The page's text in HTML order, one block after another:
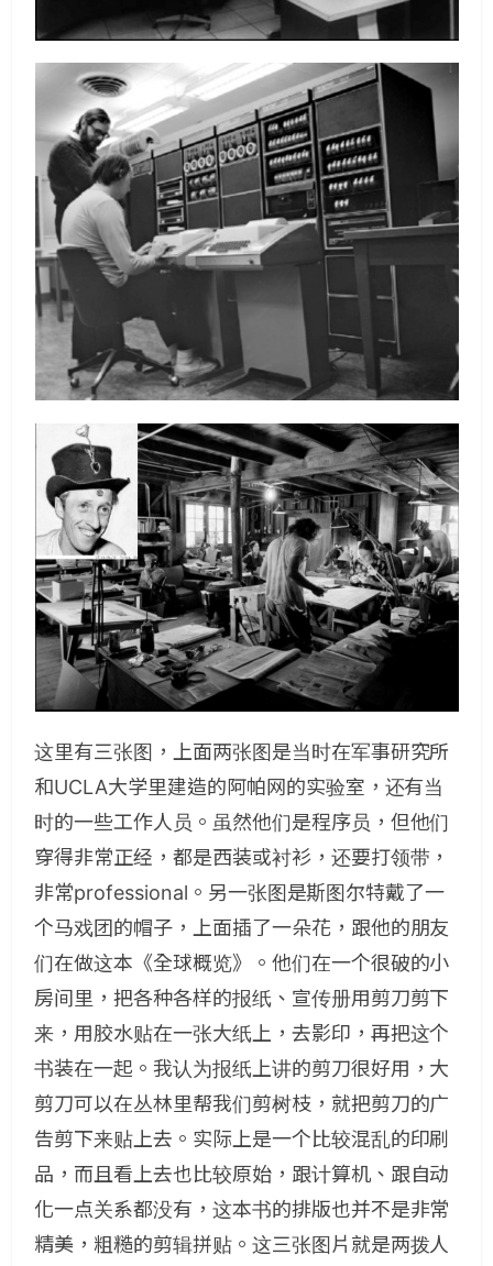
这里有三张图，上面两张图是当时在军事研究所
和UCLA大学里建造的阿帕网的实验室，还有当
时的一些工作人员。虽然他们是程序员，但他们
穿得非常正经，都是西装或衬衫，还要打领带，
非常professional。另一张图是斯图尔特戴了一
个马戏团的帽子，上面插了一朵花，跟他的朋友
们在做这本《全球概览》。他们在一个很破的小
房间里，把各种各样的报纸、宣传册用剪刀剪下
来，用胶水贴在一张大纸上，去影印，再把这个
书装在一起。我认为报纸上讲的剪刀很好用，大
剪刀可以在丛林里帮我们剪树枝，就把剪刀的广
告剪下来贴上去。实际上是一个比较混乱的印刷
品，而且看上去也比较原始，跟计算机、跟自动
化一点关系都没有，这本书的排版也并不是非常
精美，粗糙的剪辑拼贴。这三张图片就是两拨人